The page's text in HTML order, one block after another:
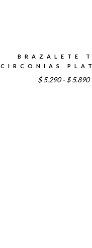
BRAZALETE
CIRCONIAS
$ 5.290 - $ 5.890